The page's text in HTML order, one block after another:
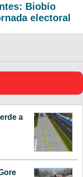
Biobío
electoral
a